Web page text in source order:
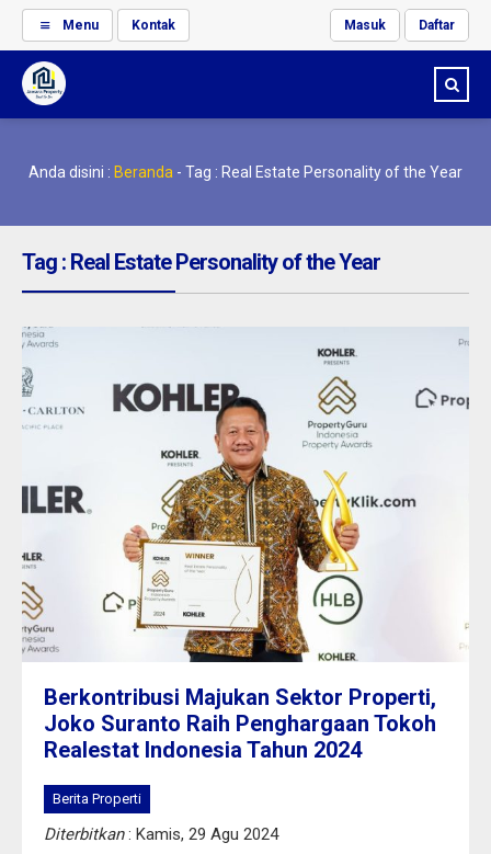
Menu Kontak Masuk Daftar
Anda disini : Beranda - Tag : Real Estate Personality of the Year
Tag : Real Estate Personality of the Year
Berkontribusi Majukan Sektor Properti,
Joko Suranto Raih Penghargaan Tokoh
Realestat Indonesia Tahun 2024
Berita Properti
Diterbitkan: Kamis, 29 Agu 2024